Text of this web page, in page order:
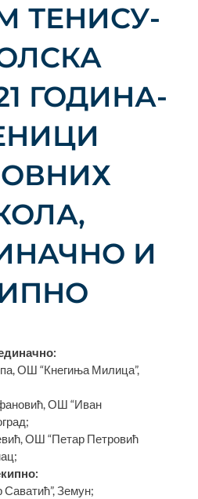
ТЕНИСУ-
ГОДИНА-
И
ОШ “Кнегиња Милица”,
ОШ “Иван
ОШ “Петар Петровић
Земун;